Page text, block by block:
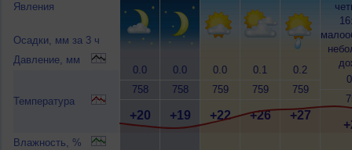
Явления
Осадки, мм за 3 ч
Давление, мм
Температура
Влажность, %
0.0
758
+20
0.0
758
+19
0.0
759
+22
0.1
759
+26
0.2
759
+27